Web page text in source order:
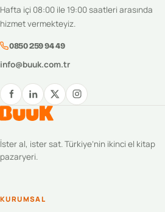
Hafta içi 08:00 ile 19:00 saatleri arasında
hizmet vermekteyiz.
0850 259 94 49
info@buuk.com.tr
İster al, ister sat. Türkiye’nin ikinci el kitap
pazaryeri.
KURUMSAL